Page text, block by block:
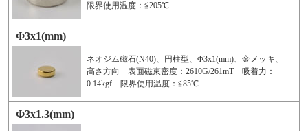
限界使用温度：≦205℃
Φ3x1(mm)
ネオジム磁石(N40)、円柱型、Φ3x1(mm)、金メッキ、
高さ方向 表面磁束密度：2610G/261mT 吸着力：
0.14kgf 限界使用温度：≦85℃
Φ3x1.3(mm)